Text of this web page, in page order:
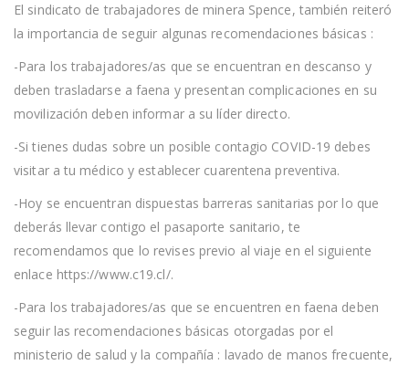
El sindicato de trabajadores de minera Spence, también reiteró
la importancia de seguir algunas recomendaciones básicas :
-Para los trabajadores/as que se encuentran en descanso y
deben trasladarse a faena y presentan complicaciones en su
movilización deben informar a su líder directo.
-Si tienes dudas sobre un posible contagio COVID-19 debes
visitar a tu médico y establecer cuarentena preventiva.
-Hoy se encuentran dispuestas barreras sanitarias por lo que
deberás llevar contigo el pasaporte sanitario, te
recomendamos que lo revises previo al viaje en el siguiente
enlace https://www.c19.cl/.
-Para los trabajadores/as que se encuentren en faena deben
seguir las recomendaciones básicas otorgadas por el
ministerio de salud y la compañía : lavado de manos frecuente,